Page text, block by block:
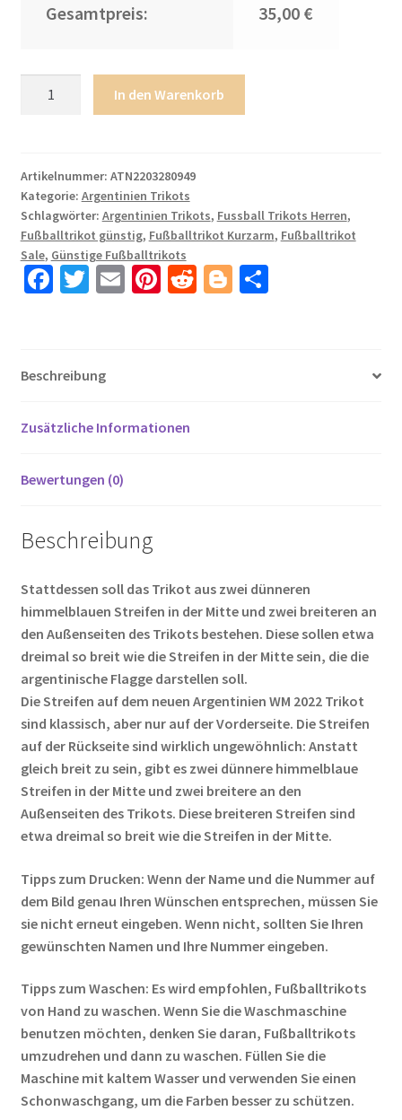
Gesamtpreis: 35,00 €
WM
2022
Weiss
Blau
Kurzarm
für
In den Warenkorb
Artikelnummer: ATN2203280949
Kategorie: Argentinien Trikots
Schlagwörter: Argentinien Trikots, Fussball Trikots Herren,
Fußballtrikot günstig, Fußballtrikot Kurzarm, Fußballtrikot
Sale, Günstige Fußballtrikots
Fa
o
k
T
er
E Pi R Bl T
Beschreibung
Zusätzliche Informationen
Bewertungen (0)
Beschreibung
Stattdessen soll das Trikot aus zwei dünneren
himmelblauen Streifen in der Mitte und zwei breiteren an
den Außenseiten des Trikots bestehen. Diese sollen etwa
dreimal so breit wie die Streifen in der Mitte sein, die die
argentinische Flagge darstellen soll.
Die Streifen auf dem neuen Argentinien WM 2022 Trikot
sind klassisch, aber nur auf der Vorderseite. Die Streifen
auf der Rückseite sind wirklich ungewöhnlich: Anstatt
gleich breit zu sein, gibt es zwei dünnere himmelblaue
Streifen in der Mitte und zwei breitere an den
Außenseiten des Trikots. Diese breiteren Streifen sind
etwa dreimal so breit wie die Streifen in der Mitte.
Tipps zum Drucken: Wenn der Name und die Nummer auf
dem Bild genau Ihren Wünschen entsprechen, müssen Sie
sie nicht erneut eingeben. Wenn nicht, sollten Sie Ihren
gewünschten Namen und Ihre Nummer eingeben.
Tipps zum Waschen: Es wird empfohlen, Fußballtrikots
von Hand zu waschen. Wenn Sie die Waschmaschine
benutzen möchten, denken Sie daran, Fußballtrikots
umzudrehen und dann zu waschen. Füllen Sie die
Maschine mit kaltem Wasser und verwenden Sie einen
Schonwaschgang, um die Farben besser zu schützen.